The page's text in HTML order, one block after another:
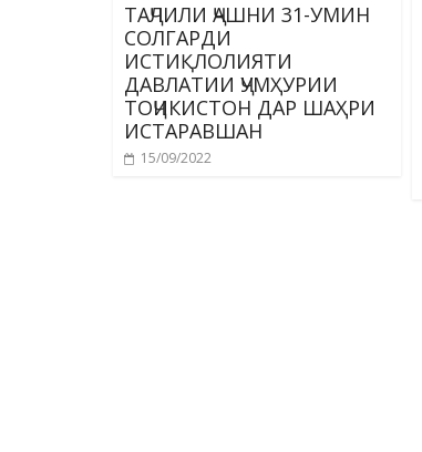
ТАҶЛИЛИ ҶАШНИ 31-УМИН
СОЛГАРДИ
ИСТИҚЛОЛИЯТИ
ДАВЛАТИИ ҶУМҲУРИИ
ТОҶИКИСТОН ДАР ШАҲРИ
ИСТАРАВШАН
15/09/2022